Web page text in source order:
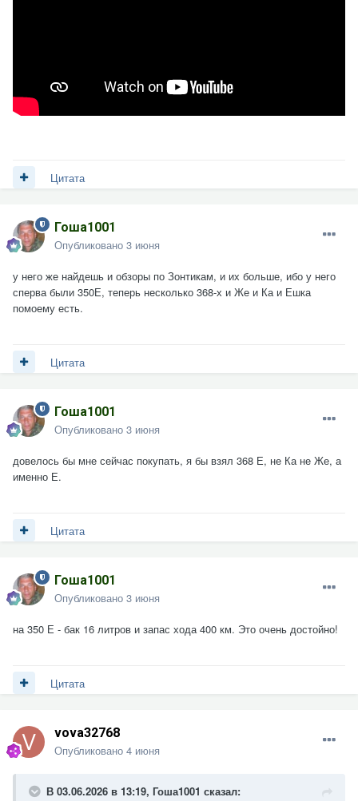
Цитата
Гоша1001
Опубликовано 3 июня
у него же найдешь и обзоры по Зонтикам, и их больше, ибо у него
сперва были 350Е, теперь несколько 368-х и Же и Ка и Ешка
помоему есть.
Цитата
Гоша1001
Опубликовано 3 июня
довелось бы мне сейчас покупать, я бы взял 368 Е, не Ка не Же, а
именно Е.
Цитата
Гоша1001
Опубликовано 3 июня
на 350 Е - бак 16 литров и запас хода 400 км. Это очень достойно!
Цитата
vova32768
Опубликовано 4 июня
В 03.06.2026 в 13:19, Гоша1001 сказал: